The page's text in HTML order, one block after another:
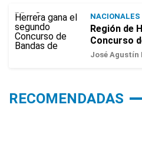
NACIONALES
Región de
Concurso
José Agustín
RECOMENDADAS